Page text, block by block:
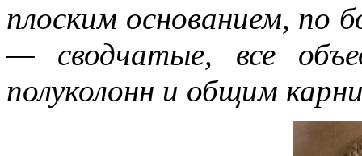
плоским основанием, по
— сводчатые, все
полуколонн и общим